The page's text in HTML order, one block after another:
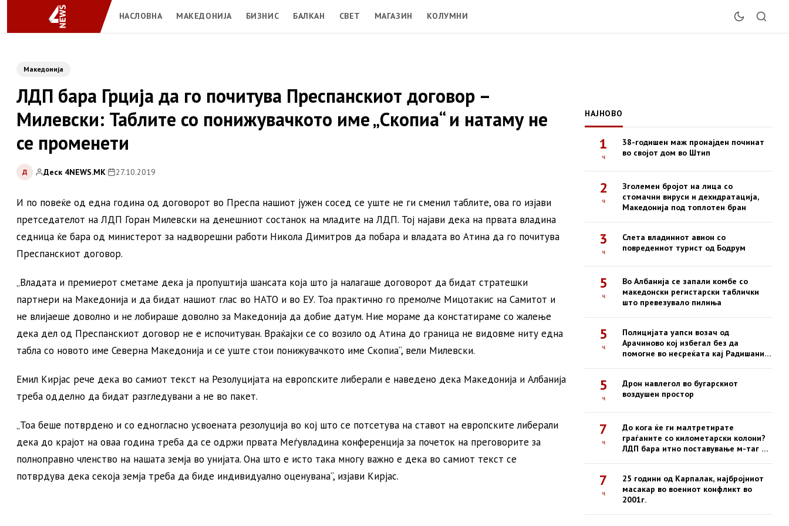
НАСЛОВНА МАКЕДОНИЈА БИЗНИС БАЛКАН СВЕТ МАГАЗИН КОЛУМНИ
Македонија
ЛДП бара Грција да го почитува Преспанскиот договор –
Милевски: Таблите со понижувачкото име „Скопиа“ и натаму не
се променети
Д Деск 4NEWS.MK| 27.10.2019
И по повеќе од една година од договорот во Преспа нашиот јужен сосед се уште не ги сменил таблите, ова го изјави
претседателот на ЛДП Горан Милевски на денешниот состанок на младите на ЛДП. Тој најави дека на првата владина
седница ќе бара од министерот за надворешни работи Никола Димитров да побара и владата во Атина да го почитува
Преспанскиот договор.
„Владата и премиерот сметаме дека ја пропуштија шансата која што ја налагаше договорот да бидат стратешки
партнери на Македонија и да бидат нашиот глас во НАТО и во ЕУ. Тоа практично го премолче Мицотакис на Самитот и
не влијаеше доволно и не лобираше доволно за Македонија да добие датум. Ние мораме да констатираме со жалење
дека дел од Преспанскиот договор не е испочитуван. Враќајки се со возило од Атина до граница не видовме ниту една
табла со новото име Северна Македонија и се уште стои понижувачкото име Скопиа“, вели Милевски.
Емил Кирјас рече дека во самиот текст на Резолуцијата на европските либерали е наведено дека Македонија и Албанија
треба одделно да бидат разгледувани а не во пакет.
„Тоа беше потврдено и со едногласно усвоената резолуција во кој што се потсетува на ставот на европските либерали
дека до крајот на оваа година треба да се одржи првата Меѓувладина конференција за почеток на преговорите за
полноправно членство на нашата земја во унијата. Она што е исто така многу важно е дека во самиот текст се
потврдува дека секоја земја треба да биде индивидуално оценувана“, изјави Кирјас.
НАЈНОВО
1
ч
38-годишен маж пронајден починат
во својот дом во Штип
2
ч
Зголемен бројот на лица со
стомачни вируси и дехидратација,
Македонија под топлотен бран
3
ч
Слета владиниот авион со
повредениот турист од Бодрум
5
ч
Во Албанија се запали комбе со
македонски регистарски таблички
што превезувало пилиња
5
ч
Полицијата уапси возач од
Арачиново кој избегал без да
помогне во несреќата кај Радишани,
5
ч
Дрон навлегол во бугарскиот
воздушен простор
7
ч
До кога ќе ги малтретирате
граѓаните со километарски колони?
ЛДП бара итно поставување м-таг на
7
ч
25 години од Карпалак, најбројниот
масакар во воениот конфликт во
2001г.